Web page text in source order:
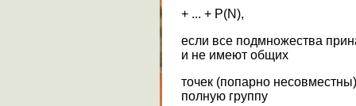
+ ... + P(N),
если все подмножества
и не имеют общих
точек (попарно
полную группу